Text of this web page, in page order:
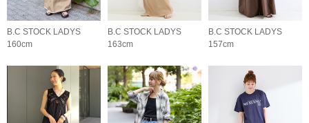
B.C STOCK LADYS
160cm
B.C STOCK LADYS
163cm
B.C STOCK LADYS
157cm